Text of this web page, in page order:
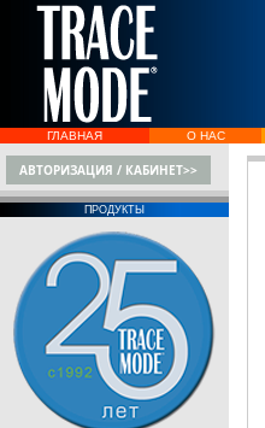
ГЛАВНАЯ О НАС
АВТОРИЗАЦИЯ / КАБИНЕТ>>
ПРОДУКТЫ